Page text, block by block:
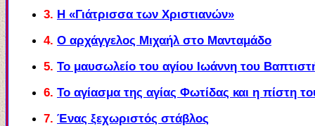
3. Η «Γιάτρισσα των Χριστιανών»
4. Ο αρχάγγελος Μιχαήλ στο Μανταμάδο
5. Το μαυσωλείο του αγίου Ιωάννη του
6. Το αγίασμα της αγίας Φωτίδας και η πίστη
7. Ένας ξεχωριστός στάβλος